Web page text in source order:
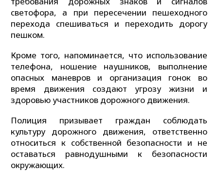
светофора, а при пересечении пешеходного
перехода спешиваться и переходить дорогу
пешком.
Кроме того, напоминается, что использование
телефона, ношение наушников, выполнение
опасных маневров и организация гонок во
время движения создают угрозу жизни и
здоровью участников дорожного движения.
Полиция призывает граждан соблюдать
культуру дорожного движения, ответственно
относиться к собственной безопасности и не
оставаться равнодушными к безопасности
окружающих.